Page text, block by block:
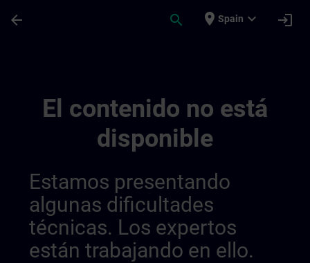
arrow_back search place Spain expand_more login
El contenido no está
disponible
Estamos presentando
algunas dificultades
técnicas. Los expertos
están trabajando en ello.